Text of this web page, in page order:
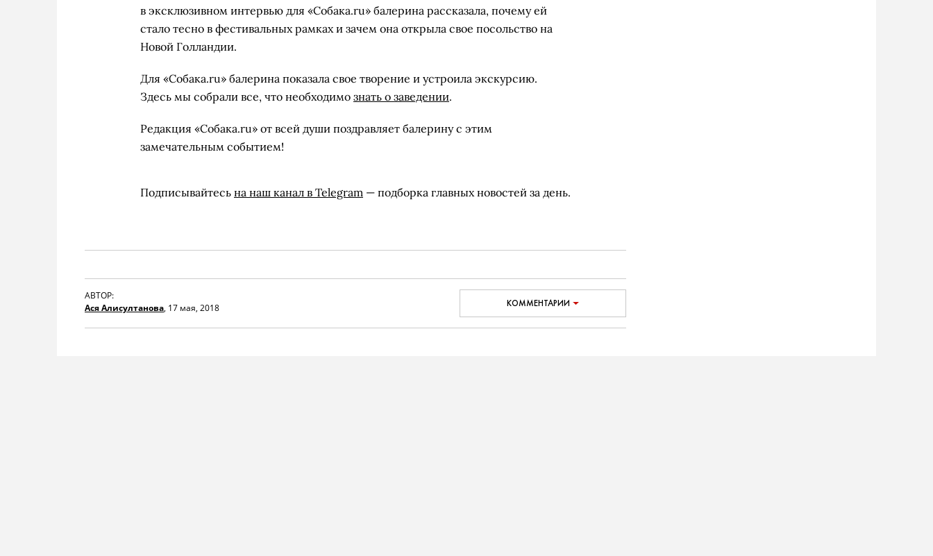
в эксклюзивном интервью для «Собака.ru» балерина рассказала, почему ей
стало тесно в фестивальных рамках и зачем она открыла свое посольство на
Новой Голландии.
Для «Собака.ru» балерина показала свое творение и устроила экскурсию.
Здесь мы собрали все, что необходимо знать о заведении.
Редакция «Собака.ru» от всей души поздравляет балерину с этим
замечательным событием!
Подписывайтесь на наш канал в Telegram — подборка главных новостей за день.
АВТОР:
Ася Алисултанова, 17 мая, 2018 КОММЕНТАРИИ